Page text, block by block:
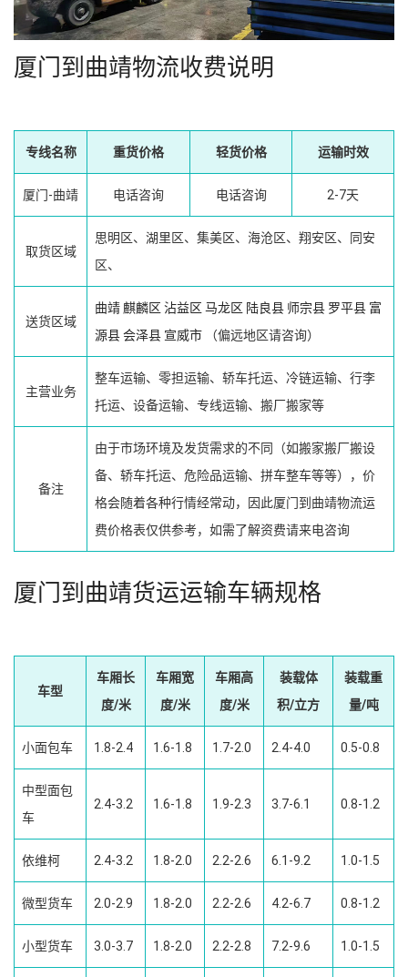
厦门到曲靖物流收费说明
专线名称 重货价格 轻货价格 运输时效
厦门-曲靖 电话咨询 电话咨询 2-7天
取货区域
思明区、湖里区、集美区、海沧区、翔安区、同安
区、
送货区域
曲靖 麒麟区 沾益区 马龙区 陆良县 师宗县 罗平县 富
源县会泽县 宣威市 （偏远地区请咨询）
主营业务
整车运输、零担运输、轿车托运、冷链运输、行李
托运、设备运输、专线运输、搬厂搬家等
备注
由于市场环境及发货需求的不同（如搬家搬厂搬设
备、轿车托运、危险品运输、拼车整车等等），价
格会随着各种行情经常动，因此厦门到曲靖物流运
费价格表仅供参考，如需了解资费请来电咨询
厦门到曲靖货运运输车辆规格
车型
车厢长
度/米
车厢宽
度/米
车厢高
度/米
装载体
积/立方
装载重
量/吨
小面包车 1.8-2.4 1.6-1.8 1.7-2.0 2.4-4.0 0.5-0.8
中型面包
车
2.4-3.2 1.6-1.8 1.9-2.3 3.7-6.1 0.8-1.2
依维柯 2.4-3.2 1.8-2.0 2.2-2.6 6.1-9.2 1.0-1.5
微型货车 2.0-2.9 1.8-2.0 2.2-2.6 4.2-6.7 0.8-1.2
小型货车 3.0-3.7 1.8-2.0 2.2-2.8 7.2-9.6 1.0-1.5